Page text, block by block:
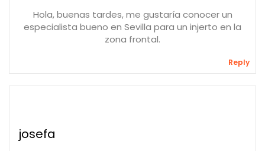
Hola, buenas tardes, me gustaría conocer un
especialista bueno en Sevilla para un injerto en la
zona frontal.
Reply
josefa